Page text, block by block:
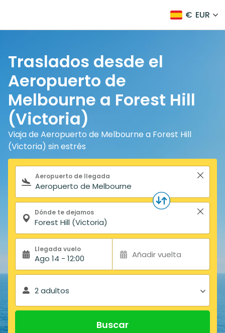
€ EUR
Traslados desde el
Aeropuerto de
Melbourne a Forest Hill
(Victoria)
Viaja de Aeropuerto de Melbourne a Forest Hill
(Victoria) sin estrés
Formulario de búsqueda
Aeropuerto de llegada
Dónde te dejamos
Llegada vuelo
Ago 14 - 12:00 Añadir vuelta
2 adultos
Buscar